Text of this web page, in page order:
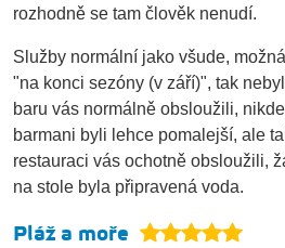
rozhodně se tam člověk nenudí.
Služby normální jako všude,
"na konci sezóny (v září)", tak
baru vás normálně obsloužili,
barmani byli lehce pomalejší, ale
restauraci vás ochotně obsloužili,
na stole byla připravená voda.
Pláž a moře